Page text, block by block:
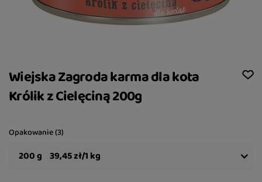
Wiejska Zagroda karma dla kota
Królik z Cielęciną 200g
Opakowanie (3)
200 g 39,45 zł/1 kg